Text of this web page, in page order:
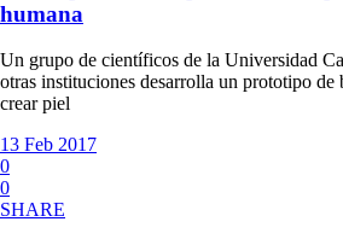
humana
Un grupo de científicos de la Universidad
otras instituciones desarrolla un prototipo de
crear piel
13 Feb 2017
0
0
SHARE